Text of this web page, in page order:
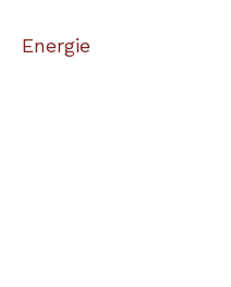
Energie